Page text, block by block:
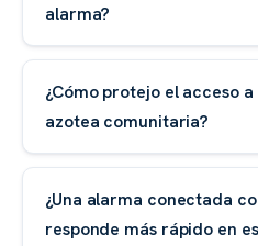
alarma?
¿Cómo protejo el acceso
azotea comunitaria?
¿Una alarma conectada
responde más rápido en